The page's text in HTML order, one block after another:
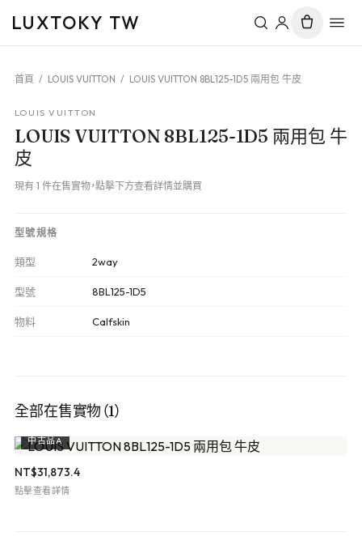
LUXTOKY TW
首頁 / LOUIS VUITTON / LOUIS VUITTON 8BL125-1D5 兩用包 牛皮
LOUIS VUITTON
LOUIS VUITTON 8BL125-1D5 兩用包 牛
皮
現有 1 件在售實物，點擊下方查看詳情並購買
型號規格
類型 2way
型號 8BL125-1D5
物料 Calfskin
全部在售實物（1）
中古品A
NT$31,873.4
點擊查看詳情